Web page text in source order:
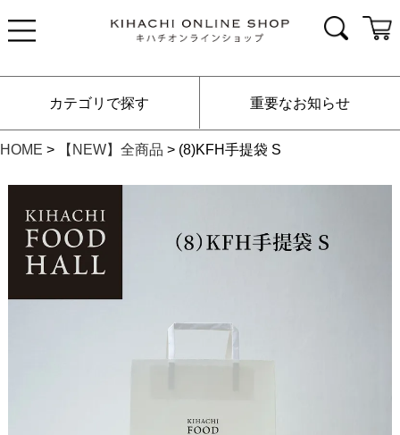
カテゴリで探す 重要なお知らせ
HOME 【NEW】全商品 (8)KFH手提袋 S